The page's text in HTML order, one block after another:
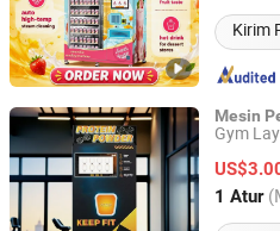
Kirim
Mesin
Gym
dan
1 Atur
Guangzhou Caiyunjuan
Guangdong, China